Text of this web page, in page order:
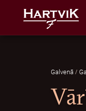
Galvenā /